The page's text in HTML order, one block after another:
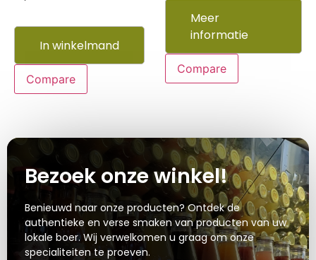
In winkelmand
Compare
Meer
informatie
Compare
Bezoek onze winkel!
Benieuwd naar onze producten? Ontdek de
authentieke en verse smaken van producten van uw
lokale boer. Wij verwelkomen u graag om onze
specialiteiten te proeven.